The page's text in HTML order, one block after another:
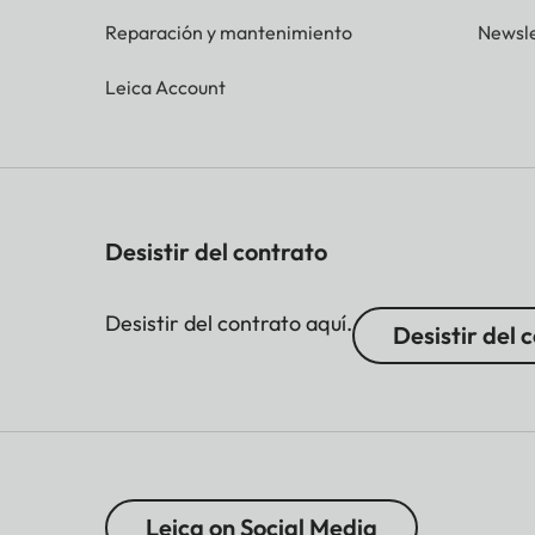
Reparación y mantenimiento
Leica Account
Desistir del contrato
Desistir del contrato aquí. Desistir del
Leica on Social Media